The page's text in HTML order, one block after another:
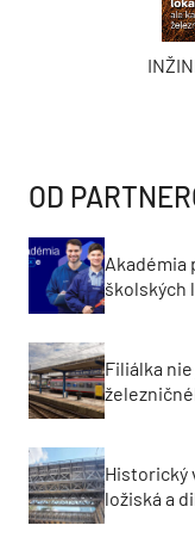
OD
Akadémia
školských
Filiálka
Historický
ložiská a